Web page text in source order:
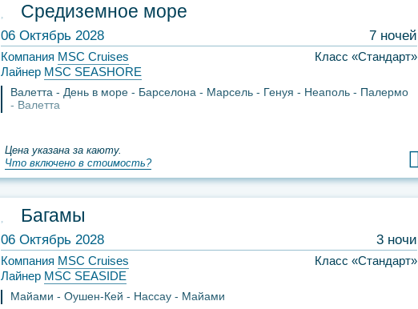
Средиземное море
7 ночей
06 Октябрь 2028
Компания MSC Cruises
Класс «Стандарт»
Лайнер MSC SEASHORE
Валетта День в море Барселона Марсель Генуя Неаполь
Палермо
Валетта
Цена указана за каюту.
Что включено в стоимость?
Багамы
3 ночи
06 Октябрь 2028
Компания MSC Cruises
Класс «Стандарт»
Лайнер MSC SEASIDE
Майами Оушен-Кей Нассау Майами